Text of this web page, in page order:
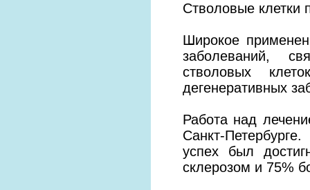
Стволовые клетки
Широкое
заболеваний,
стволовых
дегенеративных
Работа над
Санкт-
успех был
склерозом и 75%